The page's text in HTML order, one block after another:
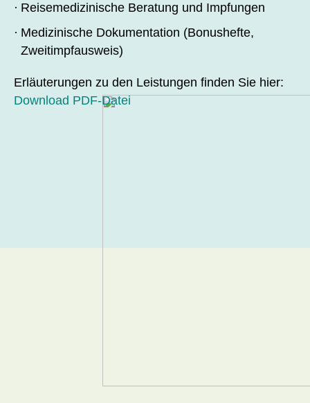
Reisemedizinische Beratung und Impfungen
Medizinische Dokumentation (Bonushefte,
Zweitimpfausweis)
Erläuterungen zu den Leistungen finden Sie hier:
Download PDF-Datei